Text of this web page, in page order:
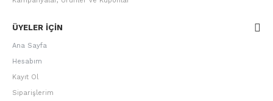
ÜYELER IÇIN
Ana Sayfa
Hesabım
Kayıt Ol
Siparişlerim